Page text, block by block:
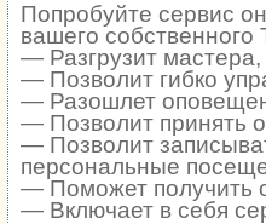
Попробуйте сервис
вашего собственного
— Разгрузит
— Позволит гибко
— Разошлет
— Позволит принять
— Позволит
персональные
— Поможет получить
— Включает в себя